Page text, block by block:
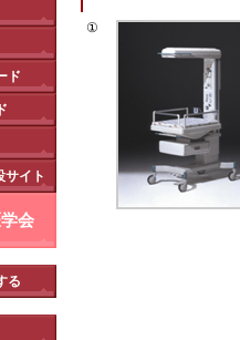
ド
サイト
会
る
①